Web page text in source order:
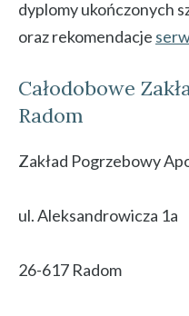
dyplomy ukończonych
oraz rekomendacje
Całodobowe
Radom
Zakład Pogrzebowy
ul. Aleksandrowicza 1a
26-617 Radom